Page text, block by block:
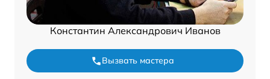
Константин Александрович Иванов
Вызвать мастера